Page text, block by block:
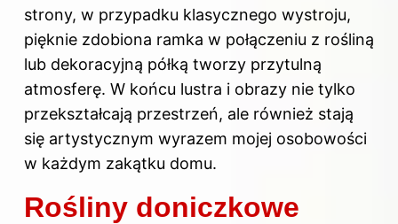
strony, w przypadku klasycznego wystroju,
pięknie zdobiona ramka w połączeniu z rośliną
lub dekoracyjną półką tworzy przytulną
atmosferę. W końcu lustra i obrazy nie tylko
przekształcają przestrzeń, ale również stają
się artystycznym wyrazem mojej osobowości
w każdym zakątku domu.
Rośliny doniczkowe